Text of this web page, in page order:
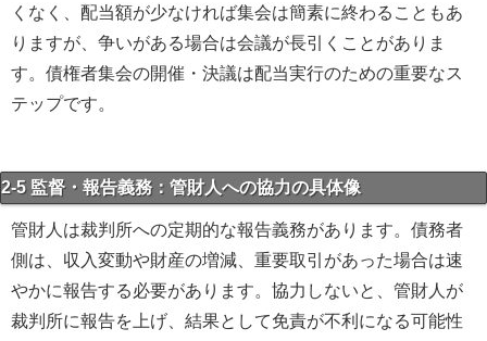
くなく、配当額が少なければ集会は簡素に終わることもあ
りますが、争いがある場合は会議が長引くことがありま
す。債権者集会の開催・決議は配当実行のための重要なス
テップです。
2-5 監督・報告義務：管財人への協力の具体像
管財人は裁判所への定期的な報告義務があります。債務者
側は、収入変動や財産の増減、重要取引があった場合は速
やかに報告する必要があります。協力しないと、管財人が
裁判所に報告を上げ、結果として免責が不利になる可能性